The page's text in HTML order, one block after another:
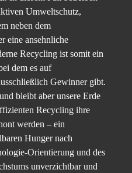
Umweltschutz,
neben dem
eine ansehnliche
Recycling ist somit ein
dem es auf
Gewinner gibt.
bleibt aber unsere Erde
Recycling ihre
werden – ein
Hunger nach
Orientierung und des
unverzichtbar und